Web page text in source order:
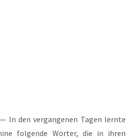
— In den ver­gan­ge­nen Tagen lern­te
fol­gen­de Wör­ter, die in ihren